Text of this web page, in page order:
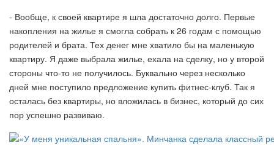
- Вообще, к своей квартире я шла достаточно долго. Первые
накопления на жилье я смогла собрать к 26 годам с помощью
родителей и брата. Тех денег мне хватило бы на маленькую
квартиру. Я даже выбрала жилье, ехала на сделку, но у второй
стороны что-то не получилось. Буквально через несколько
дней мне поступило предложение купить фитнес-клуб. Так я
осталась без квартиры, но вложилась в бизнес, который до сих
пор успешно развиваю.